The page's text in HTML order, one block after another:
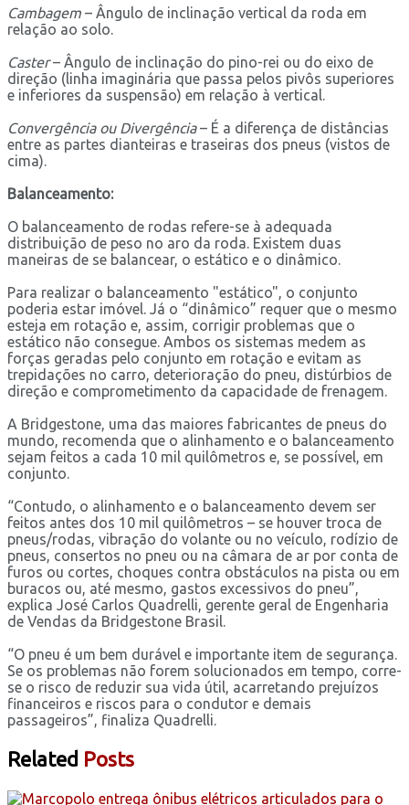
Cambagem – Ângulo de inclinação vertical da roda em
relação ao solo.
Caster– Ângulo de inclinação do pino-rei ou do eixo de
direção (linha imaginária que passa pelos pivôs superiores
e inferiores da suspensão) em relação à vertical.
Convergência ou Divergência– É a diferença de distâncias
entre as partes dianteiras e traseiras dos pneus (vistos de
cima).
Balanceamento:
O balanceamento de rodas refere-se à adequada
distribuição de peso no aro da roda. Existem duas
maneiras de se balancear, o estático e o dinâmico.
Para realizar o balanceamento "estático", o conjunto
poderia estar imóvel. Já o “dinâmico” requer que o mesmo
esteja em rotação e, assim, corrigir problemas que o
estático não consegue. Ambos os sistemas medem as
forças geradas pelo conjunto em rotação e evitam as
trepidações no carro, deterioração do pneu, distúrbios de
direção e comprometimento da capacidade de frenagem.
A Bridgestone, uma das maiores fabricantes de pneus do
mundo, recomenda que o alinhamento e o balanceamento
sejam feitos a cada 10 mil quilômetros e, se possível, em
conjunto.
“Contudo, o alinhamento e o balanceamento devem ser
feitos antes dos 10 mil quilômetros – se houver troca de
pneus/rodas, vibração do volante ou no veículo, rodízio de
pneus, consertos no pneu ou na câmara de ar por conta de
furos ou cortes, choques contra obstáculos na pista ou em
buracos ou, até mesmo, gastos excessivos do pneu”,
explica José Carlos Quadrelli, gerente geral de Engenharia
de Vendas da Bridgestone Brasil.
“O pneu é um bem durável e importante item de segurança.
Se os problemas não forem solucionados em tempo, corre-
se o risco de reduzir sua vida útil, acarretando prejuízos
financeiros e riscos para o condutor e demais
passageiros”, finaliza Quadrelli.
Related Posts